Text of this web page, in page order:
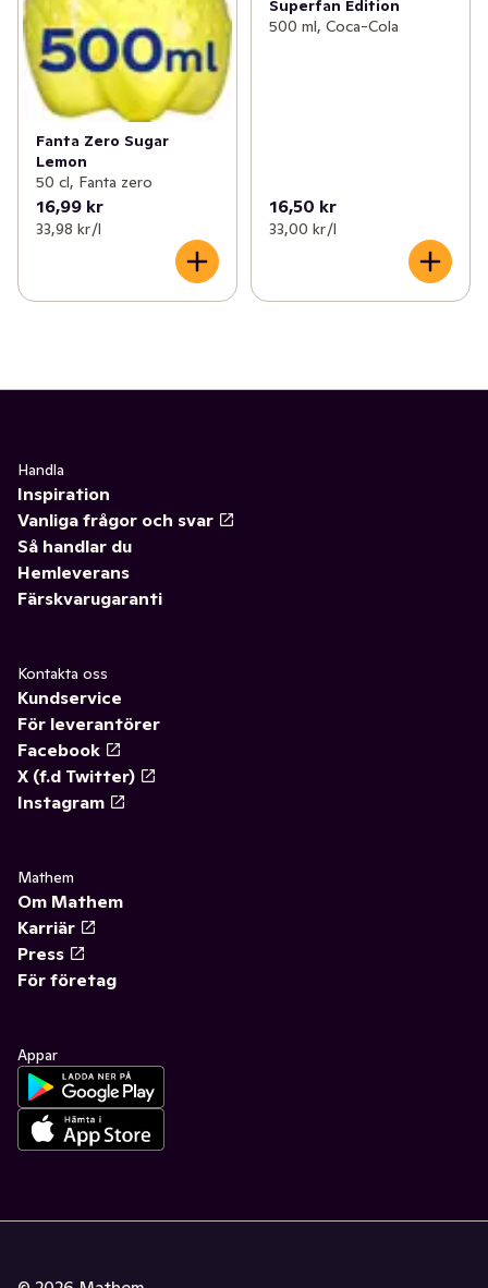
Fanta Zero Sugar
Lemon
50 cl, Fanta zero
16,99 kr
33,98 kr /l
Superfan Edition
500 ml, Coca-Cola
16,50 kr
33,00 kr /l
Handla
Inspiration
Vanliga frågor och svar
Så handlar du
Hemleverans
Färskvarugaranti
Kontakta oss
Kundservice
För leverantörer
Facebook
X (f.d Twitter)
Instagram
Mathem
Om Mathem
Karriär
Press
För företag
Appar